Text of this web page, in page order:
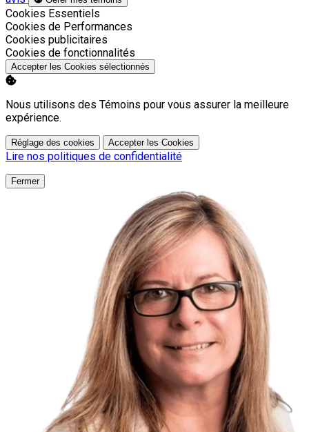
Activer
Cookies Essentiels
Activer
Cookies de Performances
Activer
Cookies publicitaires
Activer
Cookies de fonctionnalités
Accepter les Cookies sélectionnés
Nous utilisons des Témoins pour vous assurer la meilleure
expérience.
Réglage des cookies Accepter les Cookies
Lire nos politiques de confidentialité
Fermer